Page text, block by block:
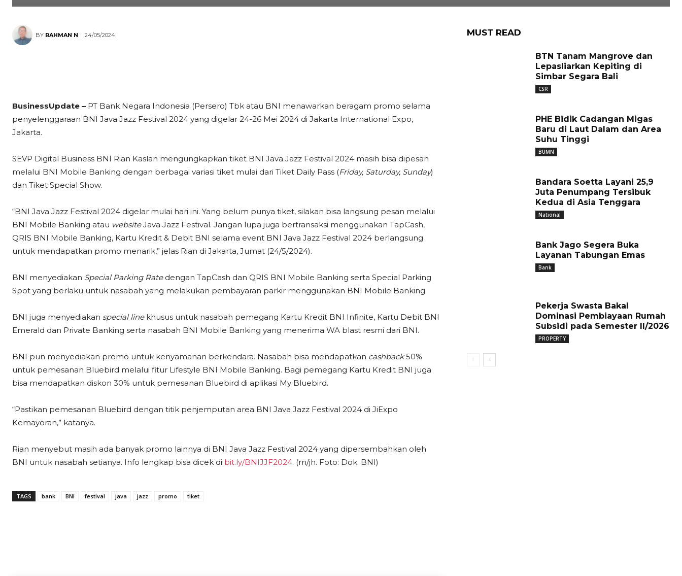
BY RAHMAN N 24/05/2024
BusinessUpdate – PT Bank Negara Indonesia (Persero) Tbk atau BNI menawarkan beragam promo selama
penyelenggaraan BNI Java Jazz Festival 2024 yang digelar 24-26 Mei 2024 di Jakarta International Expo,
Jakarta.
SEVP Digital Business BNI Rian Kaslan mengungkapkan tiket BNI Java Jazz Festival 2024 masih bisa dipesan
melalui BNI Mobile Banking dengan berbagai variasi tiket mulai dari Tiket Daily Pass (Friday, Saturday, Sunday)
dan Tiket Special Show.
“BNI Java Jazz Festival 2024 digelar mulai hari ini. Yang belum punya tiket, silakan bisa langsung pesan melalui
BNI Mobile Banking atau websiteJava Jazz Festival. Jangan lupa juga bertransaksi menggunakan TapCash,
QRIS BNI Mobile Banking, Kartu Kredit & Debit BNI selama event BNI Java Jazz Festival 2024 berlangsung
untuk mendapatkan promo menarik,” jelas Rian di Jakarta, Jumat (24/5/2024).
BNI menyediakan Special Parking Ratedengan TapCash dan QRIS BNI Mobile Banking serta Special Parking
Spot yang berlaku untuk nasabah yang melakukan pembayaran parkir menggunakan BNI Mobile Banking.
BNI juga menyediakan special linekhusus untuk nasabah pemegang Kartu Kredit BNI Infinite, Kartu Debit BNI
Emerald dan Private Banking serta nasabah BNI Mobile Banking yang menerima WA blast resmi dari BNI.
BNI pun menyediakan promo untuk kenyamanan berkendara. Nasabah bisa mendapatkan cashback50%
untuk pemesanan Bluebird melalui fitur Lifestyle BNI Mobile Banking. Bagi pemegang Kartu Kredit BNI juga
bisa mendapatkan diskon 30% untuk pemesanan Bluebird di aplikasi My Bluebird.
“Pastikan pemesanan Bluebird dengan titik penjemputan area BNI Java Jazz Festival 2024 di JiExpo
Kemayoran,” katanya.
Rian menyebut masih ada banyak promo lainnya di BNI Java Jazz Festival 2024 yang dipersembahkan oleh
BNI untuk nasabah setianya. Info lengkap bisa dicek di bit.ly/BNIJJF2024. (rn/jh. Foto: Dok. BNI)
TAGS bank BNI festival java jazz promo tiket
MUST READ
BTN Tanam Mangrove dan
Lepasliarkan Kepiting di
Simbar Segara Bali
CSR
PHE Bidik Cadangan Migas
Baru di Laut Dalam dan Area
Suhu Tinggi
BUMN
Bandara Soetta Layani 25,9
Juta Penumpang Tersibuk
Kedua di Asia Tenggara
National
Bank Jago Segera Buka
Layanan Tabungan Emas
Bank
Pekerja Swasta Bakal
Dominasi Pembiayaan Rumah
Subsidi pada Semester II/2026
PROPERTY